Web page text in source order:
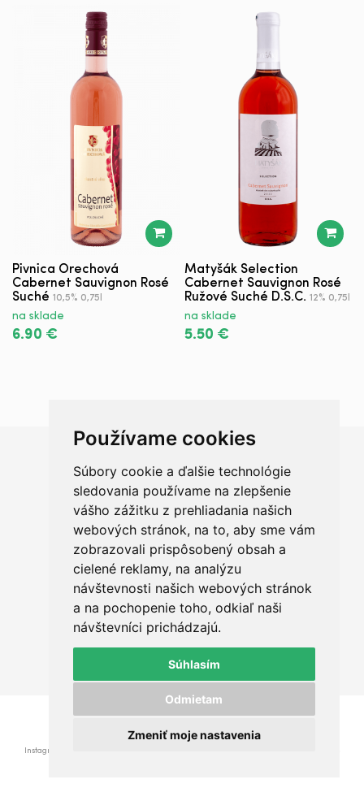
Používame cookies
Súbory cookie a ďalšie technológie
sledovania používame na zlepšenie
vášho zážitku z prehliadania našich
webových stránok, na to, aby sme vám
zobrazovali prispôsobený obsah a
cielené reklamy, na analýzu
návštevnosti našich webových stránok
a na pochopenie toho, odkiaľ naši
návštevníci prichádzajú.
Súhlasím
Odmietam
Zmeniť moje nastavenia
Pivnica Orechová
Cabernet Sauvignon Rosé
Suché 10,5% 0,75l
na sklade
6.90 €
Matyšák Selection
Cabernet Sauvignon Rosé
Ružové Suché D.S.C. 12% 0,75l
na sklade
5.50 €
Chceš sa radšej porozprávať?
+421 950 420 666
ahoj@qualit.sk
© 2015 - 2026 www.qualit.sk - Powered byMarek Gogoľ
Instagram